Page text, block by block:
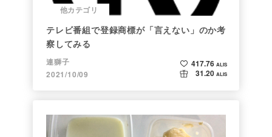
他カテゴリ
テレビ番組で登録商標が「言えない」のか考
察してみる
連獅子
2021/10/09
417.76 ALIS
31.20 ALIS